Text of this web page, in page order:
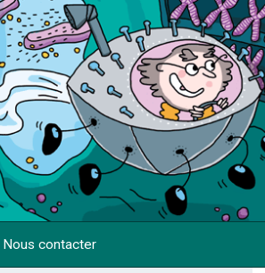
Nous contacter